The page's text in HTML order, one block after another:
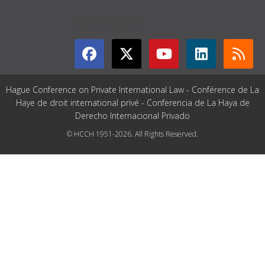
Hague Conference on Private International Law - Conférence de La
Haye de droit international privé - Conferencia de La Haya de
Derecho Internacional Privado
© HCCH 1951-2026. All Rights Reserved.